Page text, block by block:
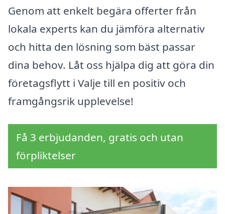
Genom att enkelt begära offerter från
lokala experts kan du jämföra alternativ
och hitta den lösning som bäst passar
dina behov. Låt oss hjälpa dig att göra din
företagsflytt i Valje till en positiv och
framgångsrik upplevelse!
Få 3 erbjudanden, gratis och utan
förpliktelser